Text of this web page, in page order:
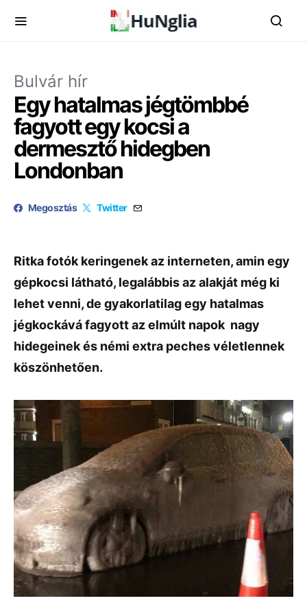
Bulvár hír
Egy hatalmas jégtömbbé
fagyott egy kocsi a
dermesztő hidegben
Londonban
Megosztás Twitter
Ritka fotók keringenek az interneten, amin egy
gépkocsi látható, legalábbis az alakját még ki
lehet venni, de gyakorlatilag egy hatalmas
jégkockává fagyott az elmúlt napok nagy
hidegeinek és némi extra peches véletlennek
köszönhetően.